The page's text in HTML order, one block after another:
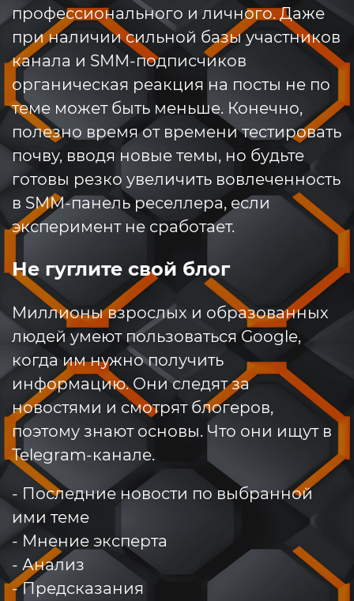
профессионального и личного. Даже
при наличии сильной базы участников
канала и SMM-подписчиков
органическая реакция на посты не по
теме может быть меньше. Конечно,
полезно время от времени тестировать
почву, вводя новые темы, но будьте
готовы резко увеличить вовлеченность
в SMM-панель реселлера, если
эксперимент не сработает.
Не гуглите свой блог
Миллионы взрослых и образованных
людей умеют пользоваться Google,
когда им нужно получить
информацию. Они следят за
новостями и смотрят блогеров,
поэтому знают основы. Что они ищут в
Telegram-канале.
- Последние новости по выбранной
ими теме
- Мнение эксперта
- Анализ
- Предсказания